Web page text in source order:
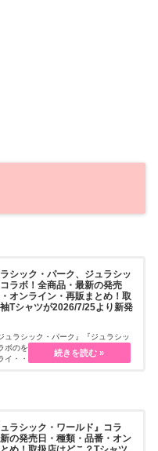
シック・パーク、ジュラシッ
ラボ！全商品・最新の発売
オンライン・再販まとめ！取
Tシャツが2026/7/25より新発
ュラシック・パーク』『ジュラシッ
ボのを販売しています！恐竜好きに
イ・・・続きを読む
ラシック・ワールド』コラ
の発売日・種類・品番・オン